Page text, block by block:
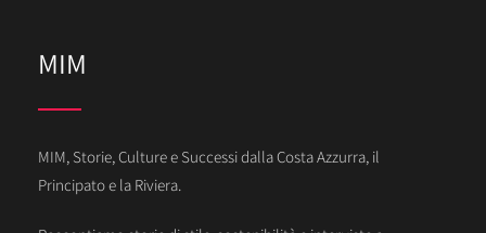
MIM
MIM, Storie, Culture e Successi dalla Costa Azzurra, il
Principato e la Riviera.